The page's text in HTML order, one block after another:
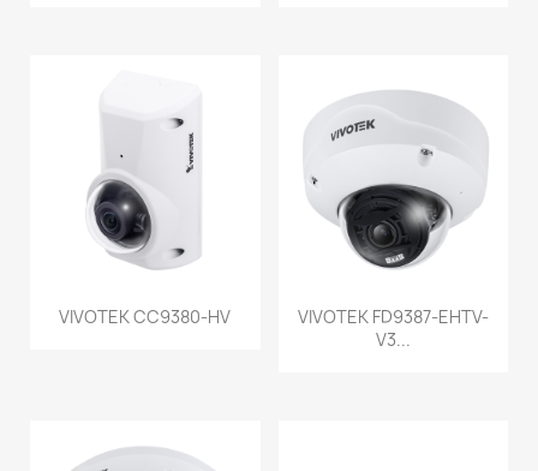
VIVOTEK CC9380-HV
VIVOTEK FD9387-EHTV-
V3...